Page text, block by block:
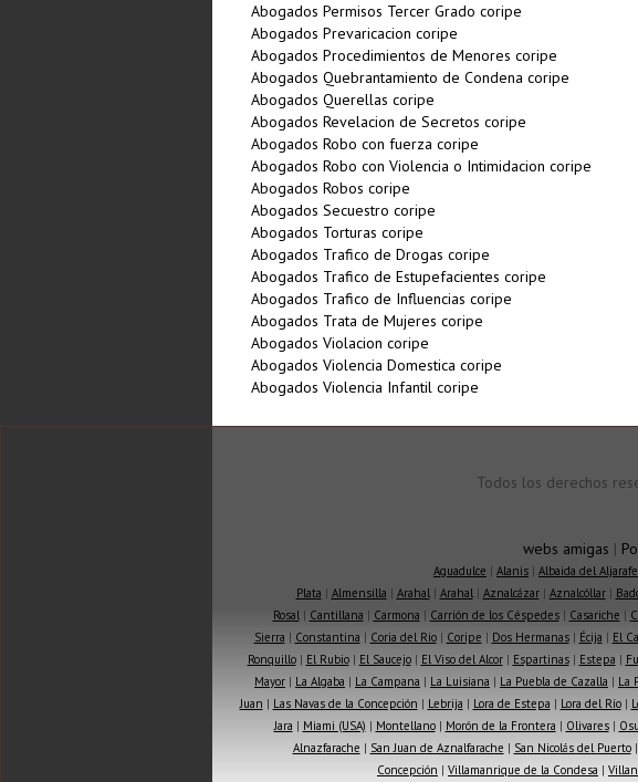
Abogados Permisos Tercer Grado coripe
Abogados Prevaricacion coripe
Abogados Procedimientos de Menores coripe
Abogados Quebrantamiento de Condena coripe
Abogados Querellas coripe
Abogados Revelacion de Secretos coripe
Abogados Robo con fuerza coripe
Abogados Robo con Violencia o Intimidacion coripe
Abogados Robos coripe
Abogados Secuestro coripe
Abogados Torturas coripe
Abogados Trafico de Drogas coripe
Abogados Trafico de Estupefacientes coripe
Abogados Trafico de Influencias coripe
Abogados Trata de Mujeres coripe
Abogados Violacion coripe
Abogados Violencia Domestica coripe
Abogados Violencia Infantil coripe
Todos los derechos
webs amigas |
Aguadulce | Alanis | Albaida del Aljarafe
Plata | Almensilla | Arahal| Arahal| Aznalcázar| Aznalcóllar|
Rosal| Cantillana | Carmona | Carrión de los Céspedes| Casariche |
Sierra | Constantina | Coria del Río| Coripe | Dos Hermanas| Écija | El
Ronquillo| El Rubio| El Saucejo| El Viso del Alcor| Espartinas| Estepa |
Mayor | La Algaba | La Campana | La Luisiana | La Puebla de Cazalla | La
Juan | Las Navas de la Concepción | Lebrija | Lora de Estepa | Lora del Río|
Jara | Miami (USA) | Montellano| Morón de la Frontera | Olivares|
Alnazfarache | San Juan de Aznalfarache | San Nicolás del Puerto|
Concepción | Villamanrique de la Condesa |